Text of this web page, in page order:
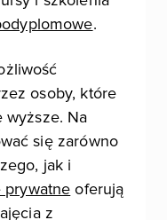
.
osoby, które
wyższe. Na
się zarówno
jak i
prywatne oferują
z